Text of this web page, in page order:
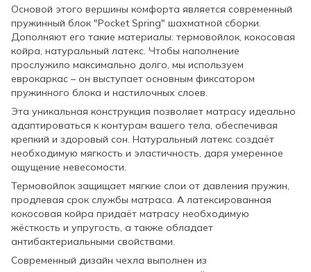
Основой этого вершины комфорта является современный
пружинный блок "Pocket Spring" шахматной сборки.
Дополняют его такие материалы: термовойлок, кокосовая
койра, натуральный латекс. Чтобы наполнение
прослужило максимально долго, мы используем
еврокаркас – он выступает основным фиксатором
пружинного блока и настилочных слоев.
Эта уникальная конструкция позволяет матрасу идеально
адаптироваться к контурам вашего тела, обеспечивая
крепкий и здоровый сон. Натуральный латекс создаёт
необходимую мягкость и эластичность, даря умеренное
ощущение невесомости.
Термовойлок защищает мягкие слои от давления пружин,
продлевая срок службы матраса. А латексированная
кокосовая койра придаёт матрасу необходимую
жёсткость и упругость, а также обладает
антибактериальными свойствами.
Современный дизайн чехла выполнен из